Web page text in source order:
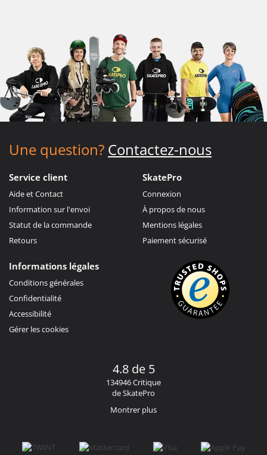
Une question? Contactez-nous
Service client
Aide et Contact
Information sur l'envoi
Statut de la commande
Retours
SkatePro
Connexion
À propos de nous
Mentions légales
Paiement sécurisé
Informations légales
Conditions générales
Confidentialité
Accessibilité
Gérer les cookies
4.8 de 5
134946 Critique
de SkatePro
Montrer plus